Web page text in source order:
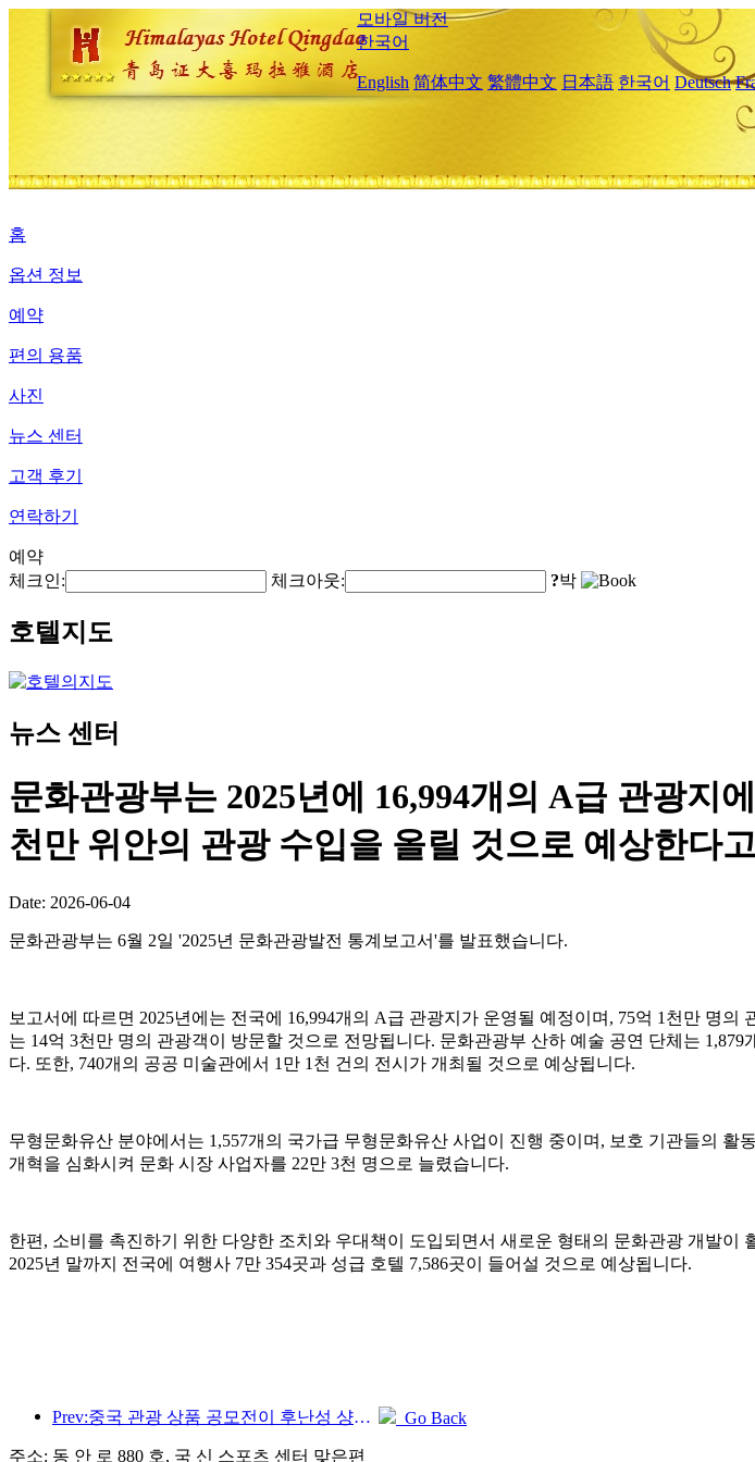
모바일 버전
한국어
English 简体中文 繁體中文 日本語 한국어 Deutsch
홈
옵션 정보
예약
편의 용품
사진
뉴스 센터
고객 후기
연락하기
예약
체크인:
체크아웃: ?박
호텔지도
뉴스 센터
문화관광부는 2025년에 16,994개의 A급 관광지
천만 위안의 관광 수입을 올릴 것으로 예상한다
Date: 2026-06-04
문화관광부는 6월 2일 '2025년 문화관광발전 통계보고서'를 발표했습니다.
보고서에 따르면 2025년에는 전국에 16,994개의 A급 관광지가 운영될 예정이며, 75억 1천만 명
는 14억 3천만 명의 관광객이 방문할 것으로 전망됩니다. 문화관광부 산하 예술 공연 단체는
다. 또한, 740개의 공공 미술관에서 1만 1천 건의 전시가 개최될 것으로 예상됩니다.
무형문화유산 분야에서는 1,557개의 국가급 무형문화유산 사업이 진행 중이며, 보호 기관들의
개혁을 심화시켜 문화 시장 사업자를 22만 3천 명으로 늘렸습니다.
한편, 소비를 촉진하기 위한 다양한 조치와 우대책이 도입되면서 새로운 형태의 문화관광 개발
2025년 말까지 전국에 여행사 7만 354곳과 성급 호텔 7,586곳이 들어설 것으로 예상됩니다.
Prev:중국 관광 상품 공모전이 후난성 샹탄에서 성공적으로 개최되었습니다. Go Back
주소: 동 안 로 880 호, 국 신 스포츠 센터 맞은편